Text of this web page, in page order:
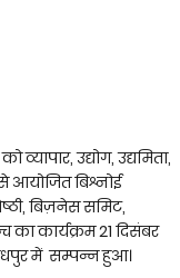
उद्योग, उद्यमिता,
आयोजित बिश्नोई
बिज़नेस समिट,
कार्यक्रम 21 दिसंबर
में सम्पन्न हुआ।